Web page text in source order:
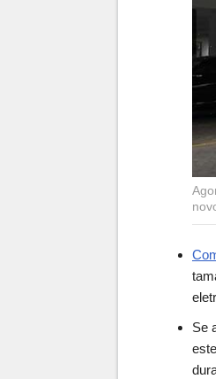
Se